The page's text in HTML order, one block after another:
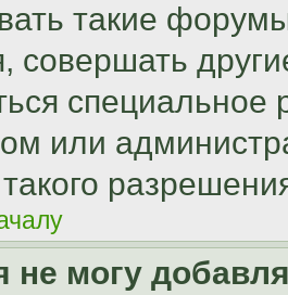
такие
совершать
или
не могу